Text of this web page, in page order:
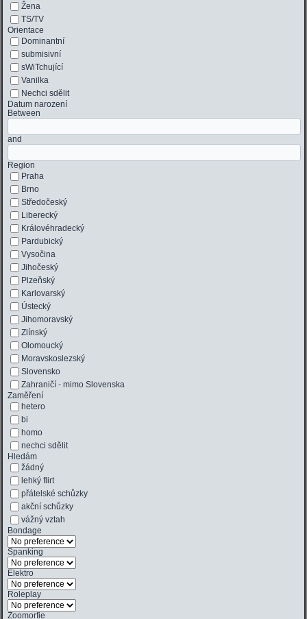
Žena
TS/TV
Orientace
Dominantní
submisivní
sWiTchující
Vanilka
Nechci sdělit
Datum narození
Between
and
Region
Praha
Brno
Středočeský
Liberecký
Královéhradecký
Pardubický
Vysočina
Jihočeský
Plzeňský
Karlovarský
Ústecký
Jihomoravský
Zlínský
Olomoucký
Moravskoslezský
Slovensko
Zahraničí - mimo Slovenska
Zaměření
hetero
bi
homo
nechci sdělit
Hledám
žádný
lehký flirt
přátelské schůzky
akční schůzky
vážný vztah
Bondage
Spanking
Elektro
Roleplay
Zoomorfie